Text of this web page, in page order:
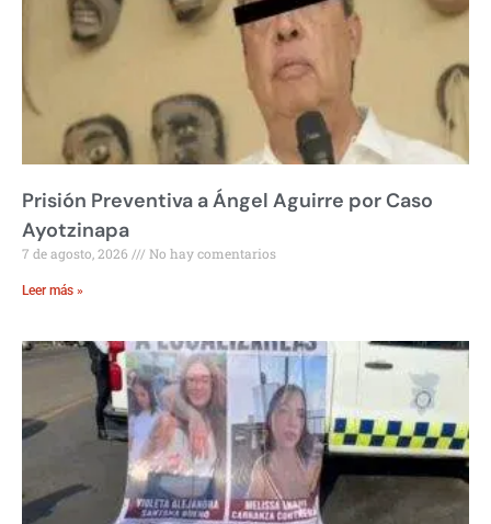
Prisión Preventiva a Ángel Aguirre por Caso
Ayotzinapa
7 de agosto, 2026 No hay comentarios
Leer más »